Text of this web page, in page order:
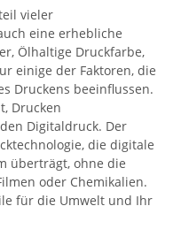
vieler
eine erhebliche
Ölhaltige Druckfarbe,
einige der Faktoren, die
Druckens beeinflussen.
Drucken
Digitaldruck. Der
die digitale
überträgt, ohne die
oder Chemikalien.
für die Umwelt und Ihr